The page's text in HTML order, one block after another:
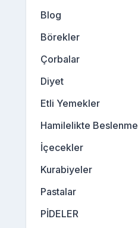
Blog
Börekler
Çorbalar
Diyet
Etli Yemekler
Hamilelikte Beslenme
İçecekler
Kurabiyeler
Pastalar
PİDELER